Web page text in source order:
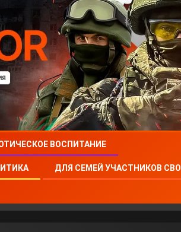
ВОСПИТАНИЕ
ДЛЯ СЕМЕЙ УЧАСТНИКОВ СВО